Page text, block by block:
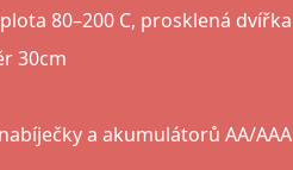
80–200 C, prosklená dvířka
30cm
a akumulátorů AA/AAA